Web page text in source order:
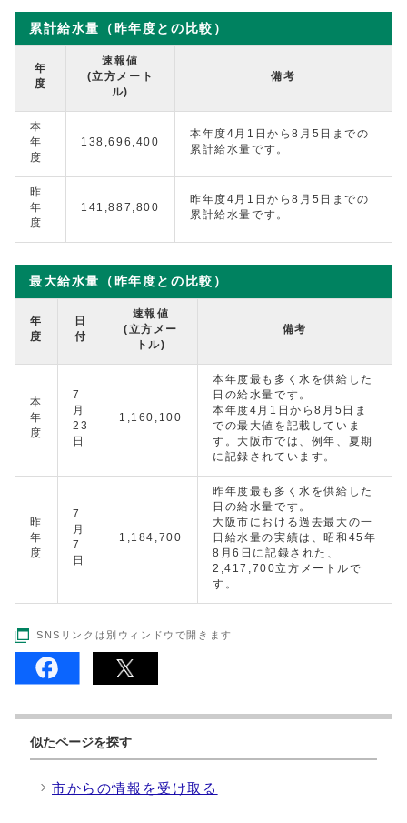
累計給水量（昨年度との比較）
年
度
速報値
(立方メート
ル)
備考
本
年
度
138,696,400
本年度4月1日から8月5日までの
累計給水量です。
昨
年
度
141,887,800
昨年度4月1日から8月5日までの
累計給水量です。
最大給水量（昨年度との比較）
年
度
日
付
速報値
(立方メー
トル)
備考
本
年
度
7
月
23
日
1,160,100
本年度最も多く水を供給した
日の給水量です。
本年度4月1日から8月5日ま
での最大値を記載していま
す。大阪市では、例年、夏期
に記録されています。
昨
年
度
7
月
7
日
1,184,700
昨年度最も多く水を供給した
日の給水量です。
大阪市における過去最大の一
日給水量の実績は、昭和45年
8月6日に記録された、
2,417,700立方メートルで
す。
SNSリンクは別ウィンドウで開きます
似たページを探す
市からの情報を受け取る